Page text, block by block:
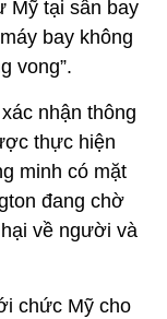
Mỹ tại sân bay
bay không
vong”.
nhận thông
thực hiện
minh có mặt
đang chờ
về người và
chức Mỹ cho